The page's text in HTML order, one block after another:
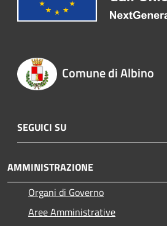
Comune di Albino
SEGUICI SU
AMMINISTRAZIONE
Organi di Governo
Aree Amministrative